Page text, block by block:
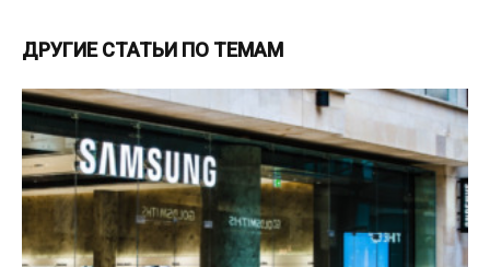
ДРУГИЕ СТАТЬИ ПО ТЕМАМ